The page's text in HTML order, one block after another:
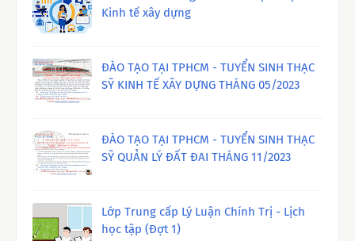
Kinh tế xây dựng
ĐÀO TẠO TẠI TPHCM - TUYỂN SINH THẠC
SỸ KINH TẾ XÂY DỰNG THÁNG 05/2023
ĐÀO TẠO TẠI TPHCM - TUYỂN SINH THẠC
SỸ QUẢN LÝ ĐẤT ĐAI THÁNG 11/2023
Lớp Trung cấp Lý Luận Chính Trị - Lịch
học tập (Đợt 1)